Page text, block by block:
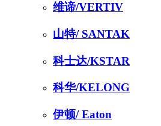
维谛/VERTIV
山特/ SANTAK
科士达/KSTAR
科华/KELONG
伊顿/ Eaton